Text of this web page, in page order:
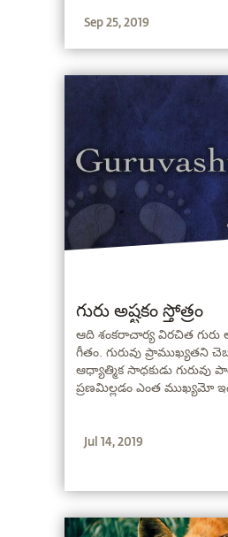
Sep 25, 2019
గురు అష్టకం స్తోత్రం
ఆది శంకరాచార్య విరచిత గురు
గీతం. గురువు ప్రాముఖ్యతని
ఆధ్యాత్మిక సాధకుడు గురువు
ప్రణమిల్లడం ఎంత ముఖ్యమో
Jul 14, 2019